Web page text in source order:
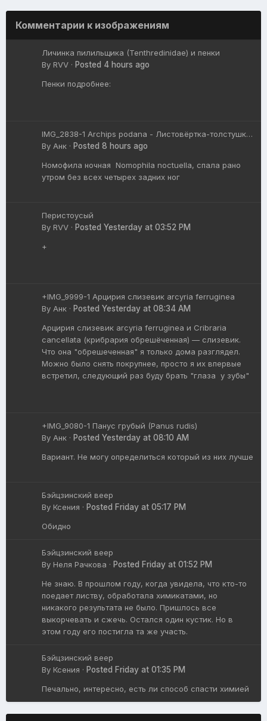
Комментарии к изображениям
Личинка пилильщика (Tenthredinidae) и пенки
By RVV · Posted 4 hours ago
Пенки подробнее:
IMG_2838-1 Archips podana - Листовёртка-толстушка
всеядная
By Анк · Posted 8 hours ago
Номофила ночная Nomophila noctuella, спала рано
утром без всех четырех задних ног
Перистоусый
By RVV · Posted Yesterday at 03:52 PM
+
+IMG_9999-1 Арцирия слизевик arcyria ferruginea
By Анк · Posted Yesterday at 08:34 AM
Арцирия слизевик arcyria ferruginea и Cribraria
cancellata (крибрария обрешёченная) — слизевик.
Что она "обрешеченная" я только дома разглядел.
Можно было снять покрупнее, просто я их впервые
встретил, следующий раз буду брать "глаза у зубы"
+IMG_9080-1 Панус грубый (Panus rudis)
By Анк · Posted Yesterday at 08:10 AM
Вариант. Не могу определиться который из них лучше
Бэйцзинский веер
By Ксения · Posted Friday at 05:17 PM
Обидно
Бэйцзинский веер
By Неля Рачкова · Posted Friday at 01:52 PM
Не знаю. В прошлом году, когда увидела, что кто-то
поедает листву, обработала химикатами, но
никакого результата не было. Пришлось все
выкорчевать и сжечь. Остался один кустик. Но в
этом году его постигла та же участь.
Бэйцзинский веер
By Ксения · Posted Friday at 01:35 PM
Печально, интересно, есть ли способ спасти химией